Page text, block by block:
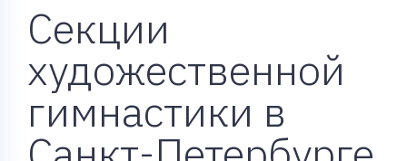
Секции
художественной
гимнастики в